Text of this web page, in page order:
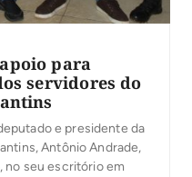
para
servidores do
e presidente da
Antônio Andrade,
no seu escritório em